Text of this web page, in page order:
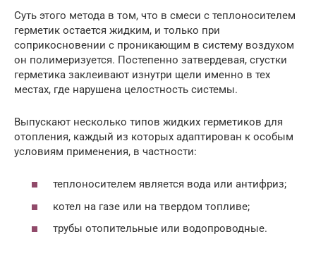
Суть этого метода в том, что в смеси с теплоносителем
герметик остается жидким, и только при
соприкосновении с проникающим в систему воздухом
он полимеризуется. Постепенно затвердевая, сгустки
герметика заклеивают изнутри щели именно в тех
местах, где нарушена целостность системы.
Выпускают несколько типов жидких герметиков для
отопления, каждый из которых адаптирован к особым
условиям применения, в частности:
теплоносителем является вода или антифриз;
котел на газе или на твердом топливе;
трубы отопительные или водопроводные.